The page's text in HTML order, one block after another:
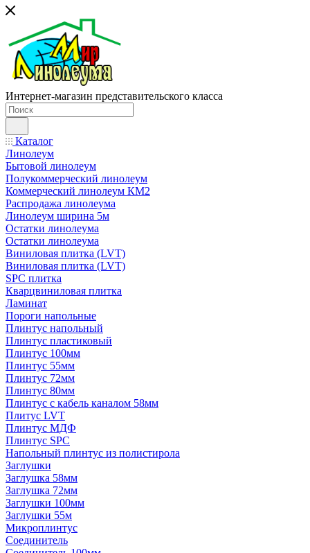
Интернет-магазин представительского класса
Каталог
Линолеум
Бытовой линолеум
Полукоммерческий линолеум
Коммерческий линолеум КМ2
Распродажа линолеума
Линолеум ширина 5м
Остатки линолеума
Остатки линолеума
Виниловая плитка (LVT)
Виниловая плитка (LVT)
SPC плитка
Кварцвиниловая плитка
Ламинат
Пороги напольные
Плинтус напольный
Плинтус пластиковый
Плинтус 100мм
Плинтус 55мм
Плинтус 72мм
Плинтус 80мм
Плинтус с кабель каналом 58мм
Плитус LVT
Плинтус МДФ
Плинтус SPC
Напольный плинтус из полистирола
Заглушки
Заглушка 58мм
Заглушка 72мм
Заглушки 100мм
Заглушки 55м
Микроплинтус
Соединитель